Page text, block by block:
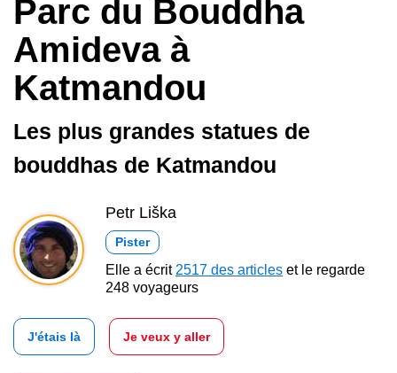
Parc du Bouddha
Amideva à
Katmandou
Les plus grandes statues de
bouddhas de Katmandou
Petr Liška
Pister
Elle a écrit 2517 des articles et le regarde
248 voyageurs
J'étais là Je veux y aller